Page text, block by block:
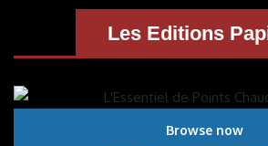
Les Editions
Browse now